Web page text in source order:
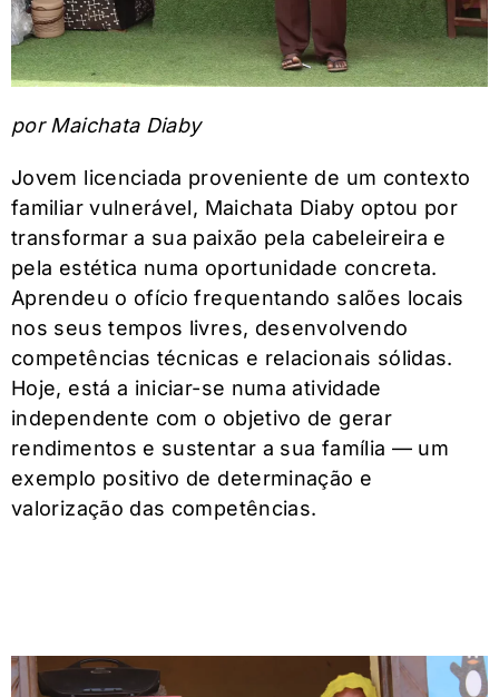
por Maichata Diaby
Jovem licenciada proveniente de um contexto
familiar vulnerável, Maichata Diaby optou por
transformar a sua paixão pela cabeleireira e
pela estética numa oportunidade concreta.
Aprendeu o ofício frequentando salões locais
nos seus tempos livres, desenvolvendo
competências técnicas e relacionais sólidas.
Hoje, está a iniciar-se numa atividade
independente com o objetivo de gerar
rendimentos e sustentar a sua família — um
exemplo positivo de determinação e
valorização das competências.